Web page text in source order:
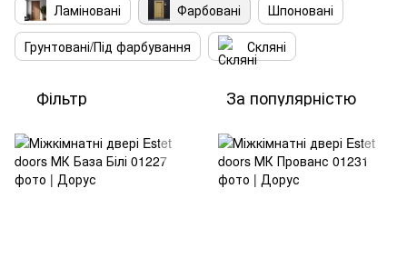
Ламіновані Фарбовані
Шпоновані
Грунтовані/Під фарбування
Скляні
Фільтр За популярністю